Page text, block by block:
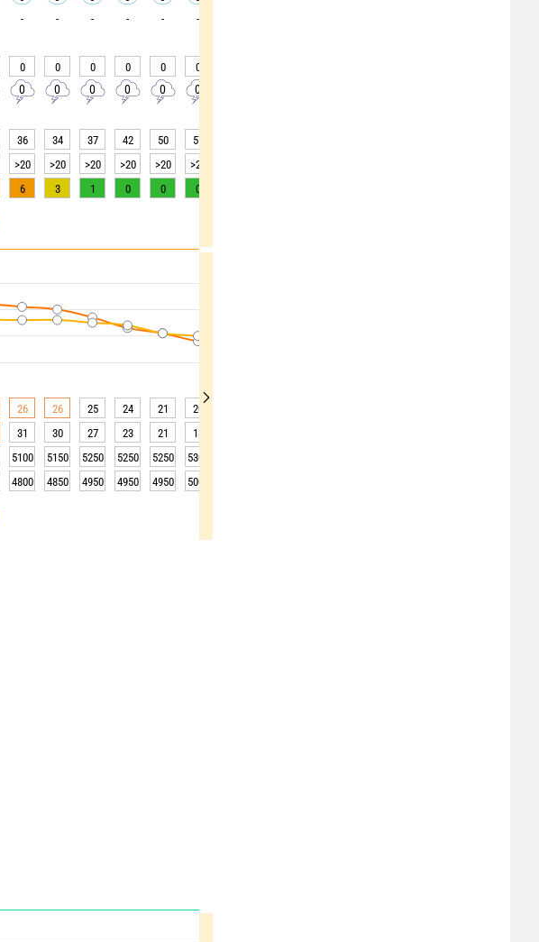
- - - - - -
0 0 0 0 0 0
0 0 0 0 0 0
36 34 37 42 50 57
>20 >20 >20 >20 >20 >20
6 3 1 0 0 0
26 26 25 24 21 20
31 30 27 23 21 18
5100 5150 5250 5250 5250 5300
4800 4850 4950 4950 4950 5000